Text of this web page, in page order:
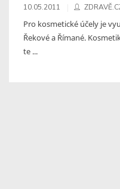
10.05.2011
Pro kosmetické účely je
Řekové a Římané.
te ...